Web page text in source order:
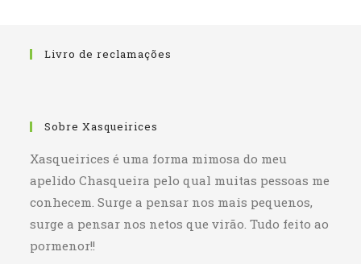
Livro de reclamações
Sobre Xasqueirices
Xasqueirices é uma forma mimosa do meu
apelido Chasqueira pelo qual muitas pessoas me
conhecem. Surge a pensar nos mais pequenos,
surge a pensar nos netos que virão. Tudo feito ao
pormenor!!